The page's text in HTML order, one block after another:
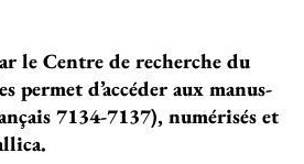
le Centre de recher­­­­che du
per­­­­met d’accé­­­­der aux manus­­­
7134-7137), numé­­­­risés et